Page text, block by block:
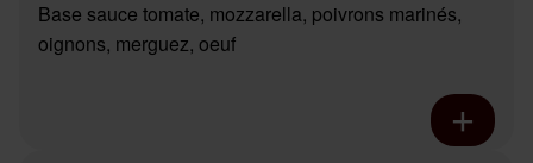
Base sauce tomate, mozzarella, poivrons marinés,
oignons, merguez, oeuf